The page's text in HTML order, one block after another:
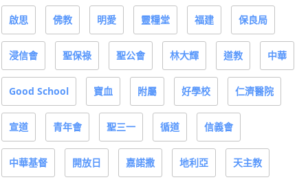
啟思 佛教 明愛 靈糧堂 福建 保良局
浸信會 聖保祿 聖公會 林大輝 道教 中華
Good School 寶血 附屬 好學校 仁濟醫院
宣道 青年會 聖三一 循道 信義會
中華基督 開放日 嘉諾撒 地利亞 天主教